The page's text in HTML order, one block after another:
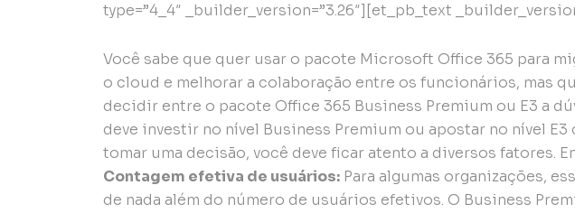
type=”4_4″ _builder_version=”3.26″][et_pb_text
Você sabe que quer usar o pacote Microsoft Office 365 para
o cloud e melhorar a colaboração entre os funcionários, mas
decidir entre o pacote Office 365 Business Premium ou E3 a
deve investir no nível Business Premium ou apostar no nível
tomar uma decisão, você deve ficar atento a diversos fatores.
Contagem efetiva de usuários: Para algumas organizações,
de nada além do número de usuários efetivos. O Business